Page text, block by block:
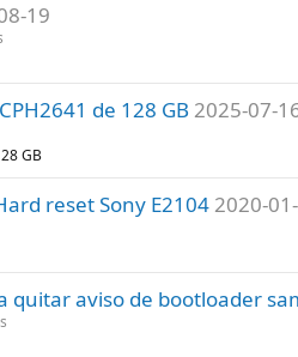
19
de 128 GB 2025-07-
GB
reset Sony E2104 2020-
quitar aviso de bootloader